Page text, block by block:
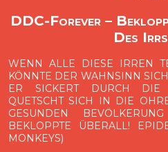
DDC-Forever –
Des
WENN ALLE DIESE IRREN
KÖNNTE DER WAHNSINN
ER SICKERT DURCH DIE
QUETSCHT SICH IN DIE
GESUNDEN
BEKLOPPTE ÜBERALL!
MONKEYS)